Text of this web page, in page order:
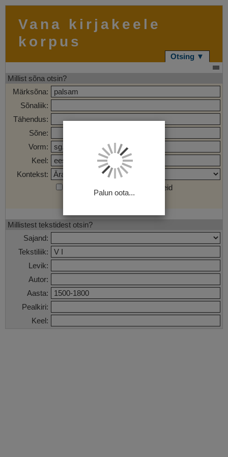
Vana kirjakeele
korpus
Otsing ▼
Millist sõna otsin?
Märksõna:
Sõnaliik:
Tähendus:
Sõne:
Vorm:
Keel:
Kontekst:
Otsi märgendatud sõnaühendeid
Millistest tekstidest otsin?
Sajand:
Tekstiliik:
Levik:
Autor:
Aasta:
Pealkiri:
Keel:
Palun oota...